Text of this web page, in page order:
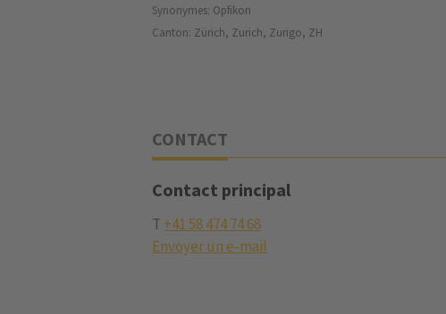
Synonymes: Opfikon
Canton: Zürich, Zurich, Zurigo, ZH
CONTACT
Contact principal
T +41 58 474 74 68
Envoyer un e-mail